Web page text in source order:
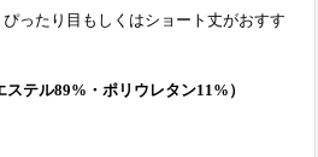
ったり目もしくはショート丈がおすす
ステル89%・ポリウレタン11%）